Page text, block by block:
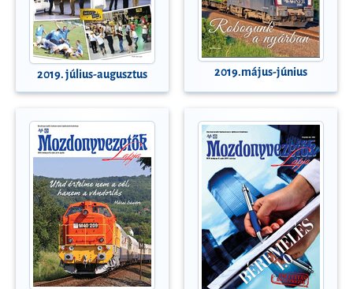
2019. július-augusztus 2019.május-június